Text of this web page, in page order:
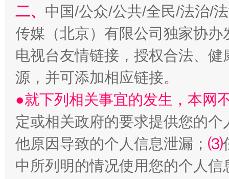
受贿1.44亿！段成刚被判无期
二、 中国/公众/公共/全民/法治/
传媒（北京）有限公司独家协
电视台友情链接，授权合法、
源，并可添加相应链接。
●就下列相关事宜的发生，本网
定或相关政府的要求提供您的个
他原因导致的个人信息泄漏； ⑶
中所列明的情况使用您的个人